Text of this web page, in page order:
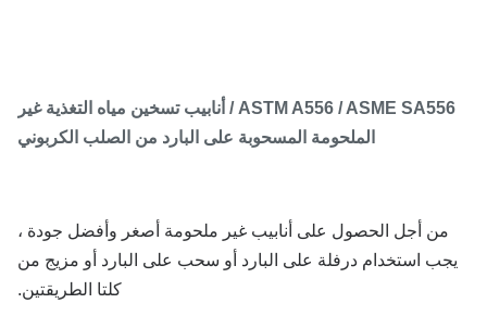
ASTM A556 / ASME SA556 / أنابيب تسخين مياه التغذية غير
الملحومة المسحوبة على البارد من الصلب الكربوني
من أجل الحصول على أنابيب غير ملحومة أصغر وأفضل جودة ،
استخدام درفلة على البارد أو سحب على البارد أو مزيج من
كلتا الطريقتين.